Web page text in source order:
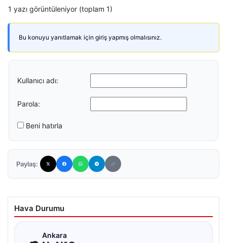
1 yazı görüntüleniyor (toplam 1)
Bu konuyu yanıtlamak için giriş yapmış olmalısınız.
Kullanıcı adı:
Parola:
Beni hatırla
Paylaş:
Hava Durumu
Ankara